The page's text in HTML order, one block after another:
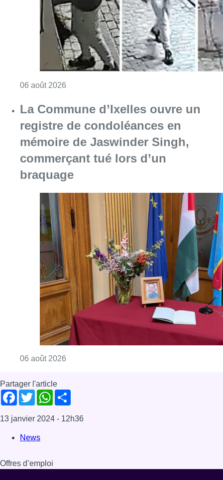
06 août 2026
La Commune d’Ixelles ouvre un
registre de condoléances en
mémoire de Jaswinder Singh,
commerçant tué lors d’un
braquage
06 août 2026
Partager l'article
Facebook
TwitterWhatsApp
13 janvier 2024 - 12h36
News
Offres d’emploi